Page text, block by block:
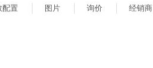
配置 图片 询价 经销商